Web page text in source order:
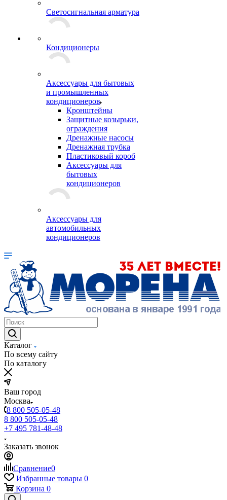
Светосигнальная арматура
Кондиционеры
Аксессуары для бытовых
и промышленных
кондиционеров
Кронштейны
Защитные козырьки,
ограждения
Дренажные насосы
Дренажная трубка
Пластиковый короб
Аксессуары для
бытовых
кондиционеров
Аксессуары для
автомобильных
кондиционеров
Каталог
По всему сайту
По каталогу
Ваш город
Москва
8 800 505-05-48
8 800 505-05-48
+7 495 781-48-48
Заказать звонок
Сравнение0
Избранные товары 0
Корзина 0